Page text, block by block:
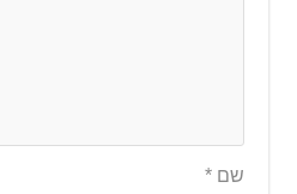
שם *